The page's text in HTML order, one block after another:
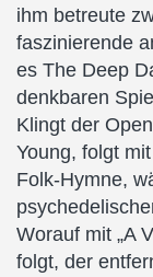
ihm betreute
faszinierende
es The Deep
denkbaren
Klingt der
Young, folgt
Folk-Hymne,
Worauf mit „A
folgt, der